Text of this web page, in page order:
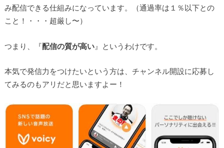
み配信できる仕組みになっています。（通過率は１％以下との
こと！・・・超厳し〜）
つまり、『配信の質が高い』というわけです。
本気で発信力をつけたいという方は、チャンネル開設に応募し
てみるのもアリだと思いますよー！